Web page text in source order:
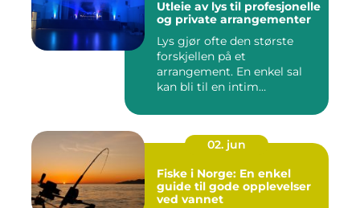
Utleie av lys til profesjonelle
og private arrangementer
Lys gjør ofte den største
forskjellen på et
arrangement. En enkel sal
kan bli til en intim
02. jun
Fiske i Norge: En enkel
guide til gode opplevelser
ved vannet